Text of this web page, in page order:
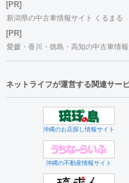
[PR]
新潟県の中古車情報サイト くるまる
[PR]
愛媛・香川・徳島・高知の中古車情
ネットライフが運営する関連サー
沖縄のお店探し情報サイト
沖縄の不動産情報サイト